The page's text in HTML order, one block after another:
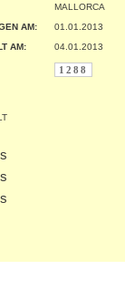
MALLORCA
AM:
01.01.2013
AM:
04.01.2013
1288